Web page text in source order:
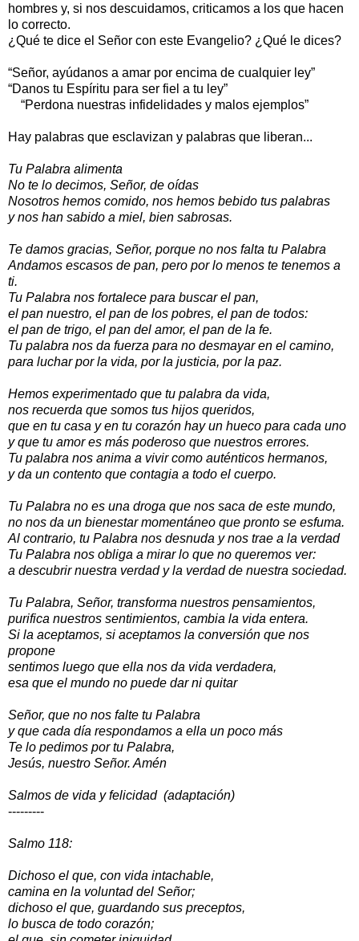
hombres y, si nos descuidamos, criticamos a los que hacen
lo correcto.
¿Qué te dice el Señor con este Evangelio? ¿Qué le dices?
“Señor, ayúdanos a amar por encima de cualquier ley”
“Danos tu Espíritu para ser fiel a tu ley”
“Perdona nuestras infidelidades y malos ejemplos”
Hay palabras que esclavizan y palabras que liberan...
Tu Palabra alimenta
No te lo decimos, Señor, de oídas
Nosotros hemos comido, nos hemos bebido tus palabras
y nos han sabido a miel, bien sabrosas.
Te damos gracias, Señor, porque no nos falta tu Palabra
Andamos escasos de pan, pero por lo menos te tenemos a
ti.
Tu Palabra nos fortalece para buscar el pan,
el pan nuestro, el pan de los pobres, el pan de todos:
el pan de trigo, el pan del amor, el pan de la fe.
Tu palabra nos da fuerza para no desmayar en el camino,
para luchar por la vida, por la justicia, por la paz.
Hemos experimentado que tu palabra da vida,
nos recuerda que somos tus hijos queridos,
que en tu casa y en tu corazón hay un hueco para cada uno
y que tu amor es más poderoso que nuestros errores.
Tu palabra nos anima a vivir como auténticos hermanos,
y da un contento que contagia a todo el cuerpo.
Tu Palabra no es una droga que nos saca de este mundo,
no nos da un bienestar momentáneo que pronto se esfuma.
Al contrario, tu Palabra nos desnuda y nos trae a la verdad
Tu Palabra nos obliga a mirar lo que no queremos ver:
a descubrir nuestra verdad y la verdad de nuestra sociedad.
Tu Palabra, Señor, transforma nuestros pensamientos,
purifica nuestros sentimientos, cambia la vida entera.
Si la aceptamos, si aceptamos la conversión que nos
propone
sentimos luego que ella nos da vida verdadera,
esa que el mundo no puede dar ni quitar
Señor, que no nos falte tu Palabra
y que cada día respondamos a ella un poco más
Te lo pedimos por tu Palabra,
Jesús, nuestro Señor. Amén
Salmos de vida y felicidad (adaptación)
---------
Salmo 118:
Dichoso el que, con vida intachable,
camina en la voluntad del Señor;
dichoso el que, guardando sus preceptos,
lo busca de todo corazón;